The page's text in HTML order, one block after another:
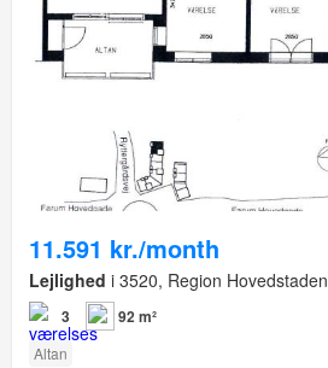
11.591 kr./month
Lejlighed i 3520, Region Hovedstaden
3 92 m²
Altan